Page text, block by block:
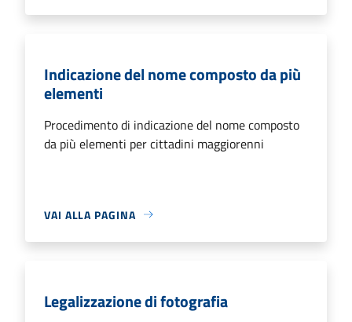
Indicazione del nome composto da più
elementi
Procedimento di indicazione del nome composto
da più elementi per cittadini maggiorenni
VAI ALLA PAGINA
Legalizzazione di fotografia